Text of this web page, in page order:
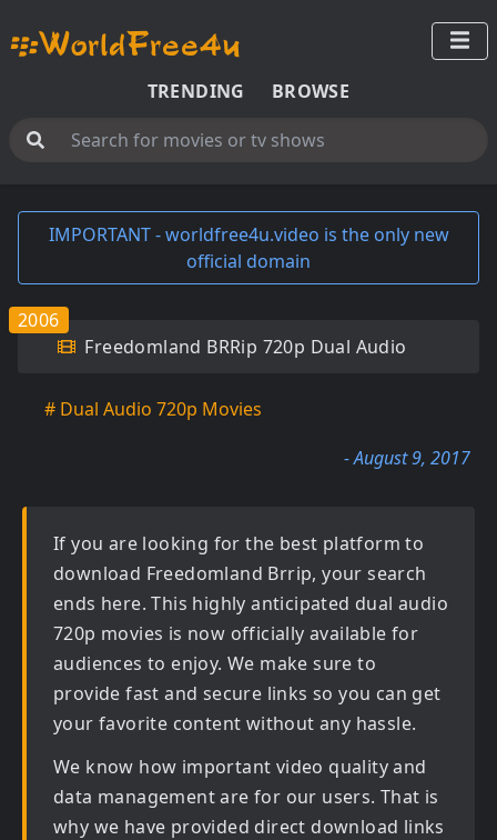
TRENDING BROWSE
IMPORTANT - worldfree4u.video is the only new
official domain
Freedomland BRRip 720p Dual Audio
2006
# Dual Audio 720p Movies
- August 9, 2017
If you are looking for the best platform to
download Freedomland Brrip, your search
ends here. This highly anticipated dual audio
720p movies is now officially available for
audiences to enjoy. We make sure to
provide fast and secure links so you can get
your favorite content without any hassle.
We know how important video quality and
data management are for our users. That is
why we have provided direct download links